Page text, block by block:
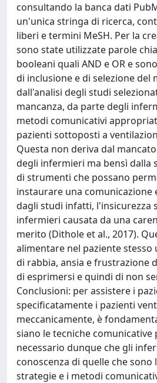
consultando la banca dati
un'unica stringa di ricerca,
liberi e termini MeSH. Per la
sono state utilizzate parole
booleani quali AND e OR e
di inclusione e di selezione del
dall'analisi degli studi
mancanza, da parte degli
metodi comunicativi
pazienti sottoposti a
Questa non deriva dal
degli infermieri ma bensì dalla
di strumenti che possano
instaurare una comunicazione
dagli studi infatti, l'insicurezza
infermieri causata da una
merito (Dithole et al., 2017).
alimentare nel paziente
di rabbia, ansia e frustrazione
di esprimersi e quindi di non
Conclusioni: per assistere i
specificatamente i pazienti
meccanicamente, è
siano le tecniche comunicative
necessario dunque che gli
conoscenza di quelle che sono
strategie e i metodi